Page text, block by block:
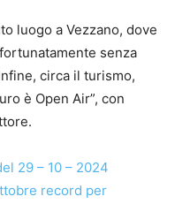
luogo a Vezzano, dove
senza
circa il turismo,
è Open Air”, con
29 – 10 – 2024
record per